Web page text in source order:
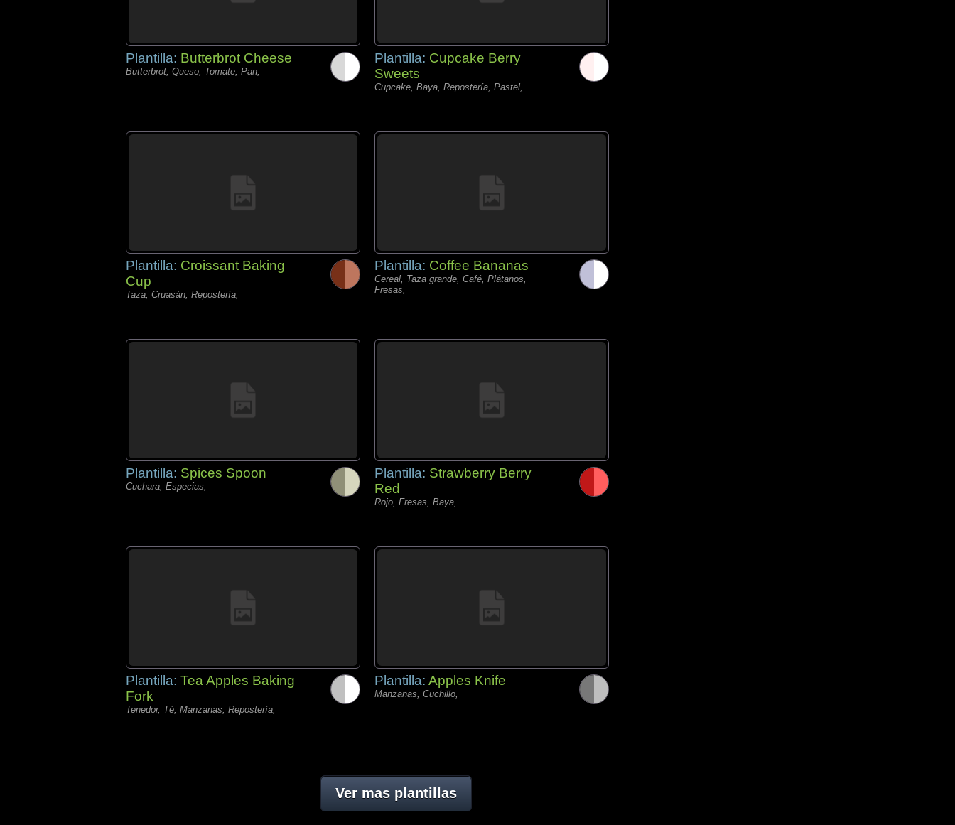
Plantilla: Butterbrot Cheese
Butterbrot, Queso, Tomate, Pan,
Plantilla: Cupcake Berry
Sweets
Cupcake, Baya, Repostería, Pastel,
Plantilla: Croissant Baking
Cup
Taza, Cruasán, Repostería,
Plantilla: Coffee Bananas
Cereal, Taza grande, Café, Plátanos,
Fresas,
Plantilla: Spices Spoon
Cuchara, Especias,
Plantilla: Strawberry Berry
Red
Rojo, Fresas, Baya,
Plantilla: Tea Apples Baking
Fork
Tenedor, Té, Manzanas, Repostería,
Plantilla: Apples Knife
Manzanas, Cuchillo,
Ver mas plantillas